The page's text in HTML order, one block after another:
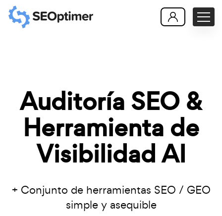
Auditoría SEO &
Herramienta de
Visibilidad AI
+ Conjunto de herramientas SEO / GEO
simple y asequible